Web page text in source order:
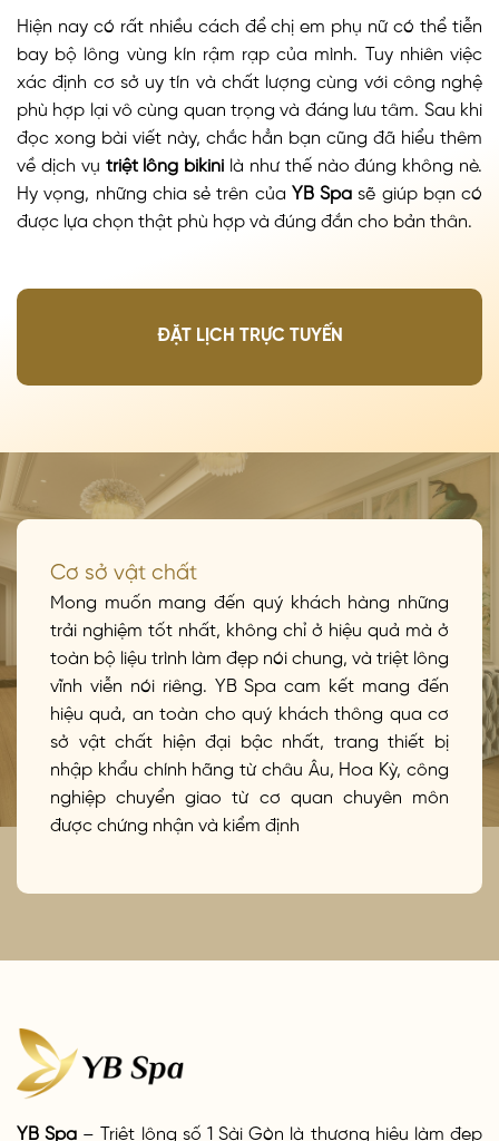
Hiện nay có rất nhiều cách để chị em phụ nữ có thể tiễn
bay bộ lông vùng kín rậm rạp của mình. Tuy nhiên việc
xác định cơ sở uy tín và chất lượng cùng với công nghệ
phù hợp lại vô cùng quan trọng và đáng lưu tâm. Sau khi
đọc xong bài viết này, chắc hẳn bạn cũng đã hiểu thêm
về dịch vụ triệt lông bikini là như thế nào đúng không nè.
Hy vọng, những chia sẻ trên của YB Spa sẽ giúp bạn có
được lựa chọn thật phù hợp và đúng đắn cho bản thân.
ĐẶT LỊCH TRỰC TUYẾN
Cơ sở vật chất
Mong muốn mang đến quý khách hàng những
trải nghiệm tốt nhất, không chỉ ở hiệu quả mà ở
toàn bộ liệu trình làm đẹp nói chung, và triệt lông
vĩnh viễn nói riêng. YB Spa cam kết mang đến
hiệu quả, an toàn cho quý khách thông qua cơ
sở vật chất hiện đại bậc nhất, trang thiết bị
nhập khẩu chính hãng từ châu Âu, Hoa Kỳ, công
nghiệp chuyển giao từ cơ quan chuyên môn
được chứng nhận và kiểm định
YB Spa – Triệt lông số 1 Sài Gòn là thương hiệu làm đẹp